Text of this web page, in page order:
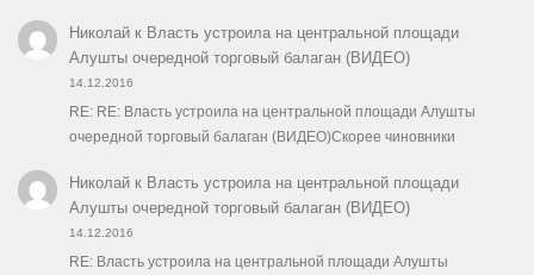
Николайк Власть устроила на центральной площади
Алушты очередной торговый балаган (ВИДЕО)
14.12.2016
RE: RE: Власть устроила на центральной площади Алушты
очередной торговый балаган (ВИДЕО)Скорее чиновники
Николайк Власть устроила на центральной площади
Алушты очередной торговый балаган (ВИДЕО)
14.12.2016
RE: Власть устроила на центральной площади Алушты